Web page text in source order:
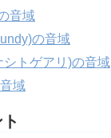
音域
の音域
シトゲアリ)の音域
域